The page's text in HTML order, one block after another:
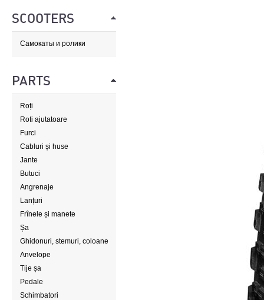
SCOOTERS
Самокаты и ролики
PARTS
Roți
Roti ajutatoare
Furci
Cabluri și huse
Jante
Butuci
Angrenaje
Lanțuri
Frînele și manete
Șa
Ghidonuri, stemuri, coloane
de direcție
Anvelope
Tije șa
Pedale
Schimbatori